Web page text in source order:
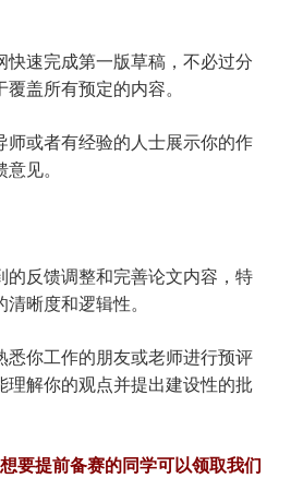
快速完成第一版草稿，不必过分
盖所有预定的内容。
师或者有经验的人士展示你的作
见。
的反馈调整和完善论文内容，特
晰度和逻辑性。
悉你工作的朋友或老师进行预评
理解你的观点并提出建设性的批
要提前备赛的同学可以领取我们